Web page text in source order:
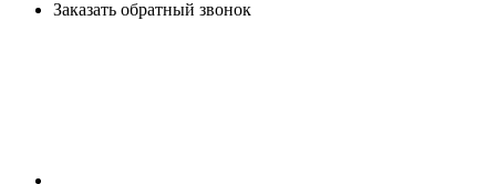
Заказать обратный звонок